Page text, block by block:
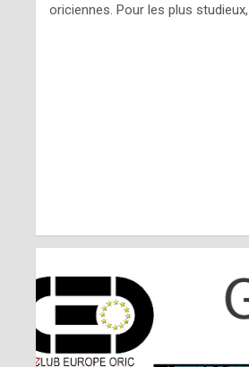
ff
oriciennes. Pour les plus studieux,